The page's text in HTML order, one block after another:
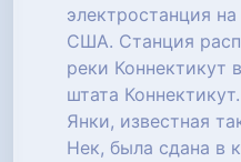
электростанция
США. Станция
реки Коннектикут
штата
Янки, известная
Нек, была сдана в